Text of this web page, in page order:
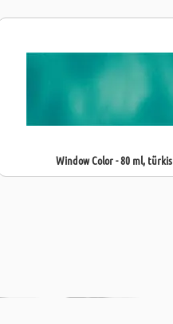
Window Color - 80 ml, türkis